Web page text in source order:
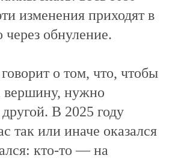
изменения приходят в
через обнуление.
о том, что, чтобы
вершину, нужно
другой. В 2025 году
так или иначе оказался
кто-то — на